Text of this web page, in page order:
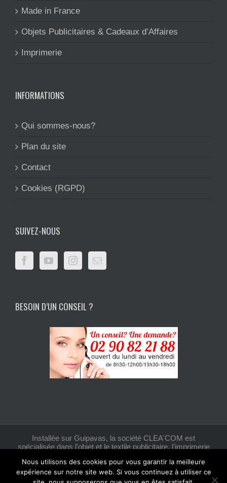
Made in France
Objets Publicitaires & Cadeaux d’Affaires
Imprimerie
INFORMATIONS
Qui sommes-nous?
Plan du site
Contact
Cookies (RGPD)
SUIVEZ-NOUS
BESOIN D’UN CONSEIL ?
Installée sur Guipavas, la société CLEA'COM est
spécialisée dans l'objet et le textile publicitaire, l'imprimerie
Nous utilisons des cookies pour vous garantir la meilleure
expérience sur notre site web. Si vous continuez à utiliser ce